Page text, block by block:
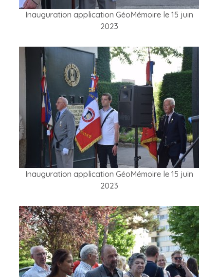
Inauguration application GéoMémoire le 15 juin
2023
Inauguration application GéoMémoire le 15 juin
2023